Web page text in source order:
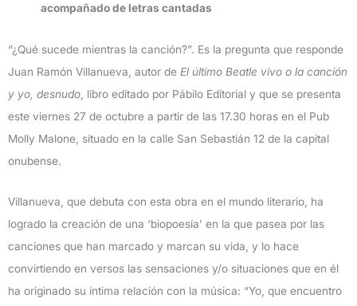
acompañado de letras cantadas
“¿Qué sucede mientras la canción?”. Es la pregunta que responde
Juan Ramón Villanueva, autor de El último Beatle vivo o la canción
y yo, desnudo , libro editado por Pábilo Editorial y que se presenta
este viernes 27 de octubre a partir de las 17.30 horas en el Pub
Molly Malone, situado en la calle San Sebastián 12 de la capital
onubense.
Villanueva, que debuta con esta obra en el mundo literario, ha
logrado la creación de una ‘biopoesía’ en la que pasea por las
canciones que han marcado y marcan su vida, y lo hace
convirtiendo en versos las sensaciones y/o situaciones que en él
ha originado su íntima relación con la música: “Yo, que encuentro